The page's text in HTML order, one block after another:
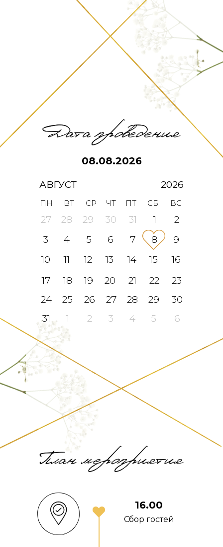
08.08.2026
4
АВГУСТ
28
2026
26
3
ПН
27
27
ВС
СБ
ПТ
ЧТ
СР
ВТ
30
29
29
11
30
5
28
6 7 8
9
10
18
12 13 14 15
16
17
25
19 20 21 22
23
24
2
3 5 6
4
1
31
31 1 2
Сбор гостей
16.00